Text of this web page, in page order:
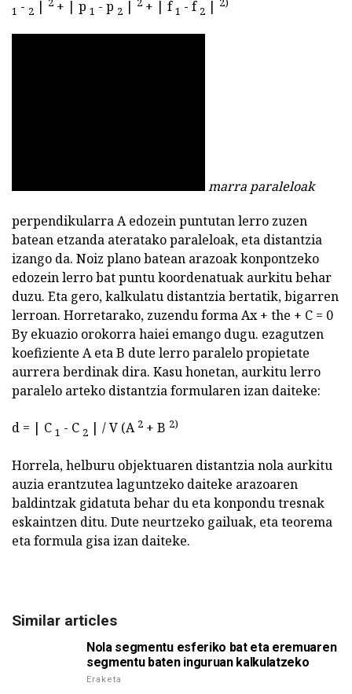
1 - 2 | + | p 1 - p 2 | + | f1 - f 2 |
marra paraleloak
perpendikularra A edozein puntutan lerro zuzen
batean etzanda ateratako paraleloak, eta distantzia
izango da. Noiz plano batean arazoak konpontzeko
edozein lerro bat puntu koordenatuak aurkitu behar
duzu. Eta gero, kalkulatu distantzia bertatik, bigarren
lerroan. Horretarako, zuzendu forma Ax + the + C = 0
By ekuazio orokorra haiei emango dugu. ezagutzen
koefiziente A eta B dute lerro paralelo propietate
aurrera berdinak dira. Kasu honetan, aurkitu lerro
paralelo arteko distantzia formularen izan daiteke:
d = | C 1 - C 2 | / V (A 2 + B 2)
Horrela, helburu objektuaren distantzia nola aurkitu
auzia erantzutea laguntzeko daiteke arazoaren
baldintzak gidatuta behar du eta konpondu tresnak
eskaintzen ditu. Dute neurtzeko gailuak, eta teorema
eta formula gisa izan daiteke.
Similar articles
Nola segmentu esferiko bat eta eremuaren
segmentu baten inguruan kalkulatzeko
Eraketa